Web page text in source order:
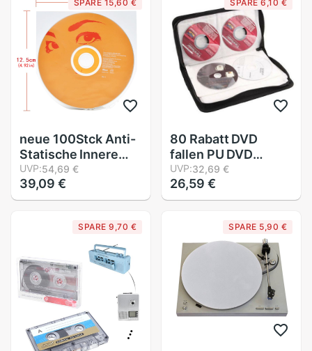
Bausatz J2HC
Rekord Ärmeln
X6HB
SPARE 15,60 €
neue 100Stck Anti-
Statische Innere
Ärmeln Schutzhülle
Tasche für Vinyl LP
Aufzeichnungen
UVP:54,69 €
39,09 €
SPARE 6,10 €
80 Rabatt DVD
fallen PU DVD
Lagerung CD Halfter
Tragen Tasche
Brieftasche Für VCD
Lagerung Leder
Halfter Veranstalter
a9T0
UVP:32,69 €
26,59 €
SPARE 9,70 € SPARE 5,90 €